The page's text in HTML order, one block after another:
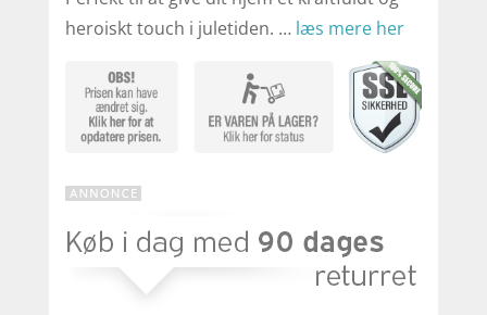
heroiskt touch i juletiden. … læs mere her